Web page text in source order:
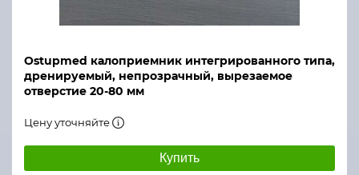
Ostupmed калоприемник интегрированного типа,
дренируемый, непрозрачный, вырезаемое
отверстие 20-80 мм
Цену уточняйте
Купить